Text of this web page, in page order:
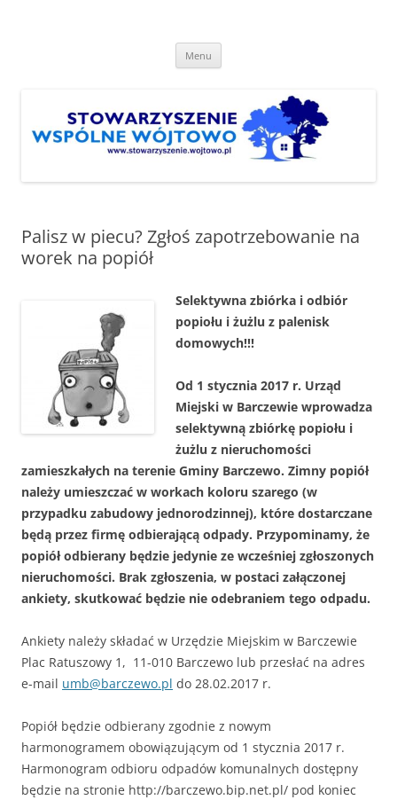
Wójtowo"
Menu
Palisz w piecu? Zgłoś zapotrzebowanie na
worek na popiół
Selektywna zbiórka i odbiór
popiołu i żużlu z palenisk
domowych!!!
Od 1 stycznia 2017 r. Urząd
Miejski w Barczewie wprowadza
selektywną zbiórkę popiołu i
żużlu z nieruchomości
zamieszkałych na terenie Gminy Barczewo. Zimny popiół
należy umieszczać w workach koloru szarego (w
przypadku zabudowy jednorodzinnej), które dostarczane
będą przez firmę odbierającą odpady. Przypominamy, że
popiół odbierany będzie jedynie ze wcześniej zgłoszonych
nieruchomości. Brak zgłoszenia, w postaci załączonej
ankiety, skutkować będzie nie odebraniem tego odpadu.
Ankiety należy składać w Urzędzie Miejskim w Barczewie
Plac Ratuszowy 1, 11-010 Barczewo lub przesłać na adres
e-mail umb@barczewo.pl do 28.02.2017 r.
Popiół będzie odbierany zgodnie z nowym
harmonogramem obowiązującym od 1 stycznia 2017 r.
Harmonogram odbioru odpadów komunalnych dostępny
będzie na stronie http://barczewo.bip.net.pl/ pod koniec